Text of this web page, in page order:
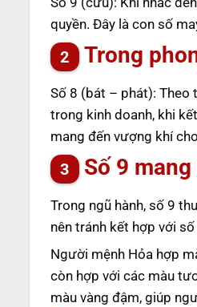
quyền. Đây là con số
Trong
Số 8 (bát – phát): Theo
trong kinh doanh, khi
mang đến vượng khí
Số 9
Trong ngũ hành, số 9
nên tránh kết hợp với
Người mệnh Hỏa hợp
còn hợp với các màu
màu vàng đậm, giúp